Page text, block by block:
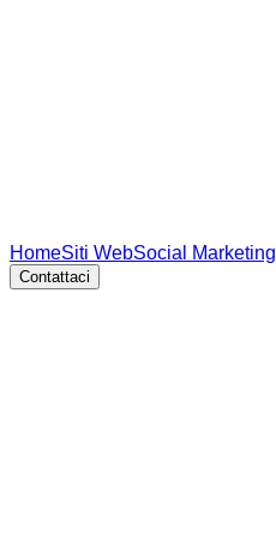
HomeSiti WebSocial Marketing
Contattaci